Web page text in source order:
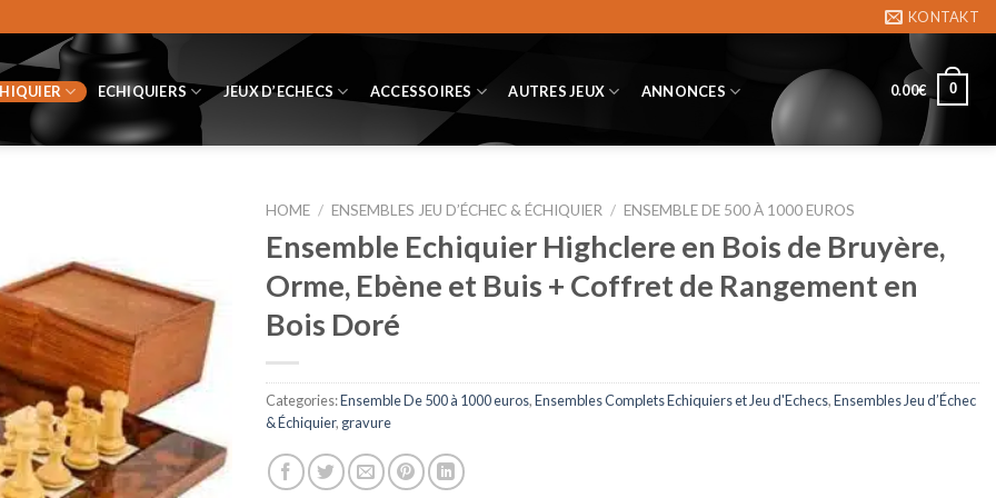
KONTAKT
ECHIQUIERS JEUX D’ECHECS ACCESSOIRES AUTRES JEUX ANNONCES 0.00€ 0
HOME / ENSEMBLES JEU D’ÉCHEC & ÉCHIQUIER / ENSEMBLE DE 500 À 1000 EUROS
Ensemble Echiquier Highclere en Bois de Bruyère,
Orme, Ebène et Buis + Coffret de Rangement en
Bois Doré
Categories:Ensemble De 500 à 1000 euros,Ensembles Complets Echiquiers et Jeu d'Echecs,Ensembles Jeu d’Échec
& Échiquier, gravure